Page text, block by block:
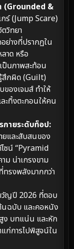
(Grounded &
ร์ (Jump Scare)
วิทยา
างที่ปรากฏใน
าด หรือ
ป็นภาพสะท้อน
สึกผิด (Guilt)
องเจมส์ ทำให้
ะทิ้งตะกอนให้คน
กายระดับท็อป:
ยและสับสนของ
ซน์ “Pyramid
ม น่าเกรงขาม
รงพลังมากกว่า
ญปี 2026 ที่ตอบ
นฉบับ และคอหนัง
ง บทแน่น และหัก
ก่การไปพิสูจน์ใน